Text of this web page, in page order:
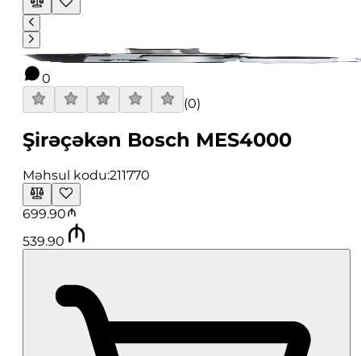
0
(0)
Şirəçəkən Bosch MES4000
Məhsul kodu:211770
699.90
539.90